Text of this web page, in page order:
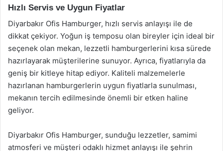
Hızlı Servis ve Uygun Fiyatlar
Diyarbakır Ofis Hamburger, hızlı servis anlayışı ile de
dikkat çekiyor. Yoğun iş temposu olan bireyler için ideal bir
seçenek olan mekan, lezzetli hamburgerlerini kısa sürede
hazırlayarak müşterilerine sunuyor. Ayrıca, fiyatlarıyla da
geniş bir kitleye hitap ediyor. Kaliteli malzemelerle
hazırlanan hamburgerlerin uygun fiyatlarla sunulması,
mekanın tercih edilmesinde önemli bir etken haline
geliyor.
Diyarbakır Ofis Hamburger, sunduğu lezzetler, samimi
atmosferi ve müşteri odaklı hizmet anlayışı ile şehrin